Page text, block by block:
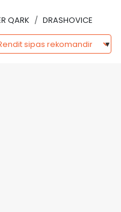
QARK DRASHOVICE